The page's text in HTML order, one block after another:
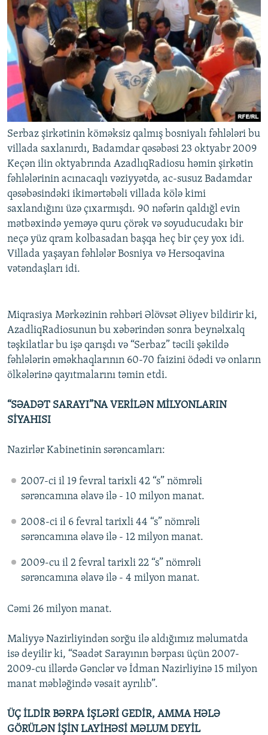
Serbaz şirkətinin köməksiz qalmış bosniyalı fəhlələri bu
villada saxlanırdı, Badamdar qəsəbəsi 23 oktyabr 2009
Keçən ilin oktyabrında AzadlıqRadiosu həmin şirkətin
fəhlələrinin acınacaqlı vəziyyətdə, ac-susuz Badamdar
qəsəbəsindəki ikimərtəbəli villada kölə kimi
saxlandığını üzə çıxarmışdı. 90 nəfərin qaldığl evin
mətbəxində yeməyə quru çörək və soyuducudakı bir
neçə yüz qram kolbasadan başqa heç bir çey yox idi.
Villada yaşayan fəhlələr Bosniya və Hersoqavina
vətəndaşları idi.
Miqrasiya Mərkəzinin rəhbəri Əlövsət Əliyev bildirir ki,
AzadliqRadiosunun bu xəbərindən sonra beynəlxalq
təşkilatlar bu işə qarışdı və “Serbaz” təcili şəkildə
fəhlələrin əməkhaqlarının 60-70 faizini ödədi və onların
ölkələrinə qayıtmalarını təmin etdi.
“SƏADƏT SARAYI”NA VERİLƏN MİLYONLARIN
SİYAHISI
Nazirlər Kabinetinin sərəncamları:
2007-ci il 19 fevral tarixli 42 “s” nömrəli
sərəncamına əlavə ilə - 10 milyon manat.
2008-ci il 6 fevral tarixli 44 “s” nömrəli
sərəncamına əlavə ilə - 12 milyon manat.
2009-cu il 2 fevral tarixli 22 “s” nömrəli
sərəncamına əlavə ilə - 4 milyon manat.
Cəmi 26 milyon manat.
Maliyyə Nazirliyindən sorğu ilə aldığımız məlumatda
isə deyilir ki, “Səadət Sarayının bərpası üçün 2007-
2009-cu illərdə Gənclər və İdman Nazirliyinə 15 milyon
manat məbləğində vəsait ayrılıb”.
ÜÇ İLDİR BƏRPA İŞLƏRİ GEDİR, AMMA HƏLƏ
GÖRÜLƏN İŞİN LAYİHƏSİ MƏLUM DEYİL